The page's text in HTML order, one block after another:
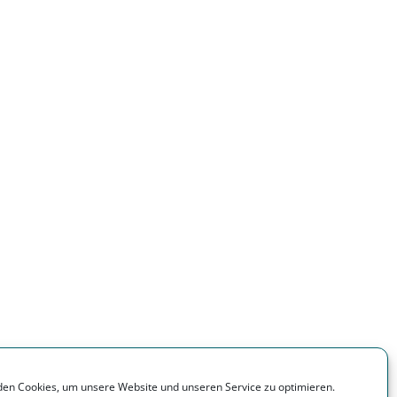
Cookies, um unsere Website und unseren Service zu optimieren.